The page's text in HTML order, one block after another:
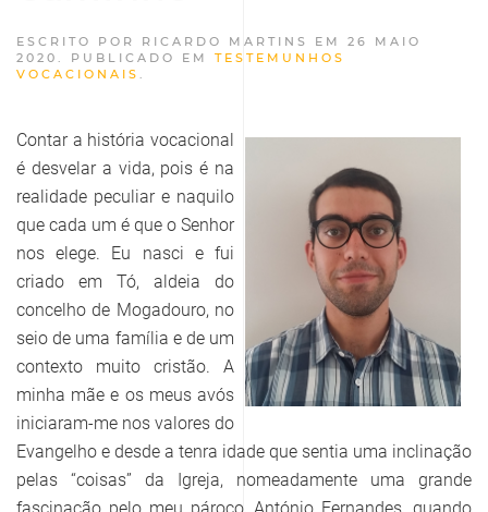
ESCRITO POR RICARDO MARTINS EM 26 MAIO
2020 . PUBLICADO EM TESTEMUNHOS
VOCACIONAIS .
Contar a história vocacional
é desvelar a vida, pois é na
realidade peculiar e naquilo
que cada um é que o Senhor
nos elege. Eu nasci e fui
criado em Tó, aldeia do
concelho de Mogadouro, no
seio de uma família e de um
contexto muito cristão. A
minha mãe e os meus avós
iniciaram-me nos valores do
Evangelho e desde a tenra idade que sentia uma inclinação
pelas “coisas” da Igreja, nomeadamente uma grande